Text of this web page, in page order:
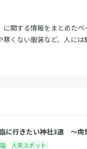
関する情報をまとめたペ
くない服装など、人には
に行きたい神社3選 〜病
人気スポット